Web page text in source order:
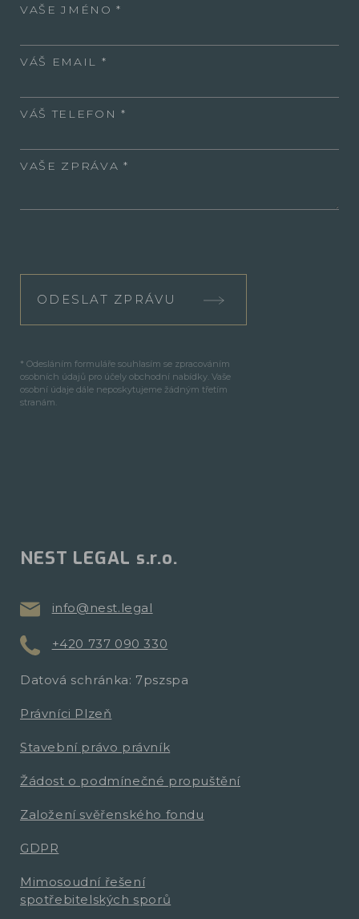
VAŠE JMÉNO
VÁŠ EMAIL
VÁŠ TELEFON
VAŠE ZPRÁVA
ODESLAT ZPRÁVU
* Odesláním formuláře souhlasím se zpracováním
osobních údajů pro účely obchodní nabídky. Vaše
osobní údaje dále neposkytujeme žádným třetím
stranám.
NEST LEGAL s.r.o.
info@nest.legal
+420 737 090 330
Datová schránka: 7pszspa
Právníci Plzeň
Stavební právo právník
Žádost o podmínečné propuštění
Založení svěřenského fondu
GDPR
Mimosoudní řešení
spotřebitelských sporů